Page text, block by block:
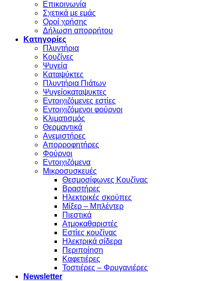
Επικοινωνία
Σχετικά με εμάς
Οροί χρήσης
Δήλωση απορρήτου
Κατηγορίες
Πλυντήρια
Κουζίνες
Ψυγεία
Καταψύκτες
Πλυντήρια Πιάτων
Ψυγείοκαταψυκτες
Εντοιχιζόμενες εστίες
Εντοιχιζόμενοι φούρνοι
Κλιματισμός
Θερμαντικά
Ανεμιστήρες
Απορροφητήρες
Φούρνοι
Εντoιχιζόμενα
Μικροσυσκευές
Θεσμοσίφωνες Κουζίνας
Βραστήρες
Ηλεκτρικές σκούπες
Μίξερ – Μπλέντερ
Πιεστικά
Ατμοκαθαριστές
Εστίες κουζίνας
Ηλεκτρικά σίδερα
Περιποίηση
Καφετιέρες
Τοστιέρες – Φρυγανιέρες
Newsletter